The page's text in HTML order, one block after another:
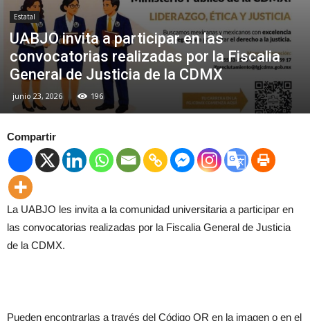
Estatal
UABJO invita a participar en las
convocatorias realizadas por la Fiscalia
General de Justicia de la CDMX
junio 23, 2026 196
Compartir
La UABJO les invita a la comunidad universitaria a participar en
las convocatorias realizadas por la Fiscalia General de Justicia
de la CDMX.
Pueden encontrarlas a través del Código QR en la imagen o en el